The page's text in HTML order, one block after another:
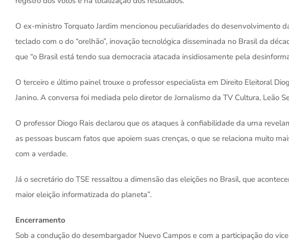
O ex-ministro Torquato Jardim mencionou peculiaridades do desenvolvimento
teclado com o do “orelhão”, inovação tecnológica disseminada no Brasil da
que “o Brasil está tendo sua democracia atacada insidiosamente pela
O terceiro e último painel trouxe o professor especialista em Direito Eleitoral
Janino. A conversa foi mediada pelo diretor de Jornalismo da TV Cultura, Leão
O professor Diogo Rais declarou que os ataques à confiabilidade da urna
as pessoas buscam fatos que apoiem suas crenças, o que se relaciona muito
com a verdade.
Já o secretário do TSE ressaltou a dimensão das eleições no Brasil, que
maior eleição informatizada do planeta”.
Encerramento
Sob a condução do desembargador Nuevo Campos e com a participação do